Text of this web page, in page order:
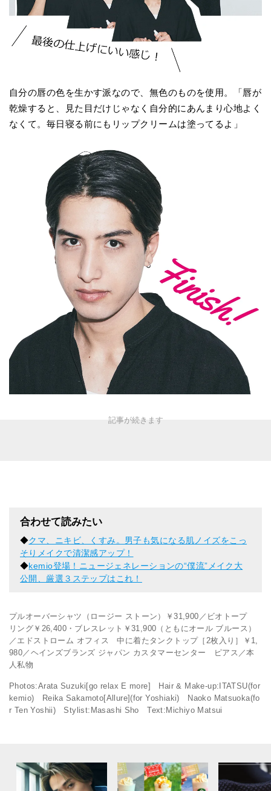
自分の唇の色を生かす派なので、無色のものを使用。「唇が
乾燥すると、見た目だけじゃなく自分的にあんまり心地よく
なくて。毎日寝る前にもリップクリームは塗ってるよ」
合わせて読みたい
◆クマ、ニキビ、くすみ。男子も気になる肌ノイズをこっ
そりメイクで清潔感アップ！
◆kemio登場！ニュージェネレーションの“僕流”メイク大
公開、厳選３ステップはこれ！
プルオーバーシャツ（ロージー ストーン）￥31,900／ビオトープ
リング￥26,400・ブレスレット￥31,900（ともにオール ブルース）
／エドストローム オフィス 中に着たタンクトップ［2枚入り］￥1,
980／ヘインズブランズ ジャパン カスタマーセンター ピアス／本
人私物
Photos:Arata Suzuki[go relax E more] Hair & Make-up:ITATSU(for
kemio) Reika Sakamoto[Allure](for Yoshiaki) Naoko Matsuoka(fo
r Ten Yoshii) Stylist:Masashi Sho Text:Michiyo Matsui